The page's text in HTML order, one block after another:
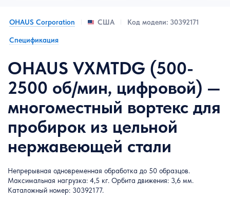
OHAUS Corporation США Код модели: 30392171
Спецификация
OHAUS VXMTDG (500-
2500 об/мин, цифровой) —
многоместный вортекс для
пробирок из цельной
нержавеющей стали
Непрерывная одновременная обработка до 50 образцов.
Максимальная нагрузка: 4,5 кг. Орбита движения: 3,6 мм.
Каталожный номер: 30392177.